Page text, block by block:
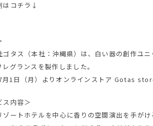
はコチラ↓
ゴタス（本社：沖縄県）は、白い器の創作ユ
グランスを製作しました。
月1日（月）よりオンラインストア Gotas
ス内容＞
ゾートホテルを中心に香りの空間演出を手が